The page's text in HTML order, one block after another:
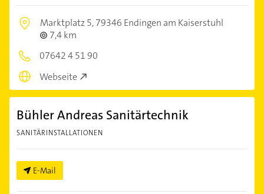
Marktplatz 5,79346 Endingen am Kaiserstuhl
7,4 km
07642 4 51 90
Webseite
Bühler Andreas Sanitärtechnik
SANITÄRINSTALLATIONEN
E-Mail